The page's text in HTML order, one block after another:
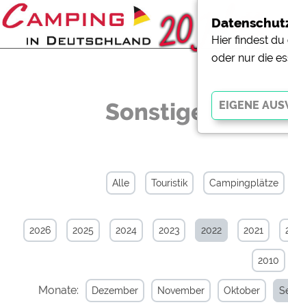
Sonstiges-
Alle Touristik Campingplätze
2026 2025 2024 2023 2022 2021
2010
Monate: Dezember November Oktober
Hier findest
oder nur die
der Website
funktionieren
Externe
YouTube (Videos
Campingplätzen)
Google Maps